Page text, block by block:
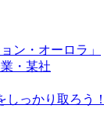
ン・オーロラ」
・某社
っかり取ろう！